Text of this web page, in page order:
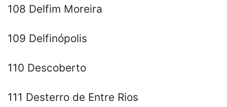
108 Delfim Moreira
109 Delfinópolis
110 Descoberto
111 Desterro de Entre Rios